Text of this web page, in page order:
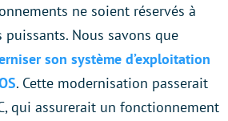
ne soient réservés à
Nous savons que
son système d’exploitation
. Cette modernisation passerait
qui assurerait un fonctionnement